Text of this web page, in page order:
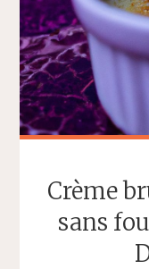
Crème
sans